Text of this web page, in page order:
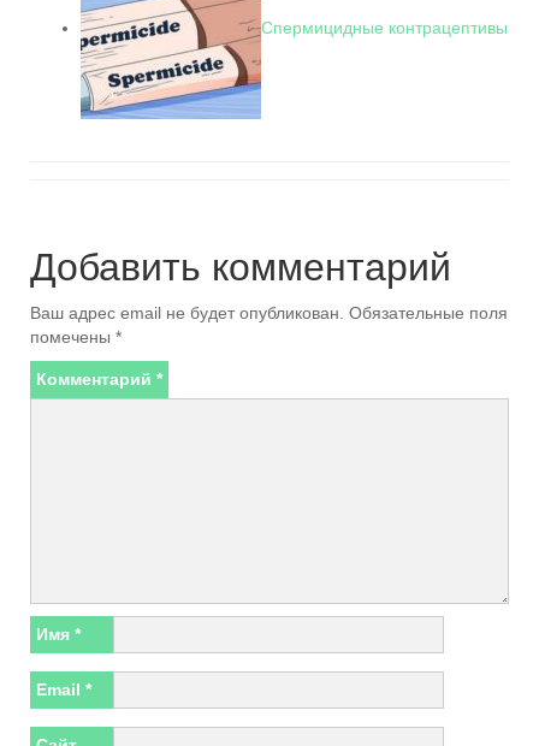
Спермицидные контрацептивы
Добавить комментарий
Ваш адрес email не будет опубликован. Обязательные поля
помечены *
Комментарий *
Имя *
Email *